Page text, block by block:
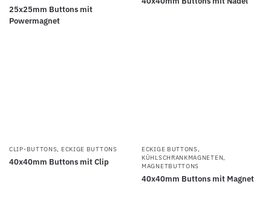
25x25mm Buttons mit
Powermagnet
CLIP-BUTTONS, ECKIGE BUTTONS
40x40mm Buttons mit Clip
ECKIGE BUTTONS,
KÜHLSCHRANKMAGNETEN,
MAGNETBUTTONS
40x40mm Buttons mit Magnet